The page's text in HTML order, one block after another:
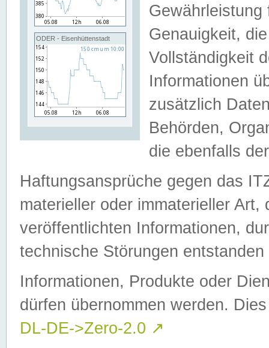
ODER - Eisenhüttenstadt
Genauigkeit,
Vollständigkeit
Informationen
zusätzlich
Behörden,
die ebenfalls
Haftungsansprüche gegen das
materieller oder immaterieller
veröffentlichten Informationen,
technische Störungen
Informationen, Produkte oder
dürfen übernommen werden.
DL-DE->Zero-2.0 ↗